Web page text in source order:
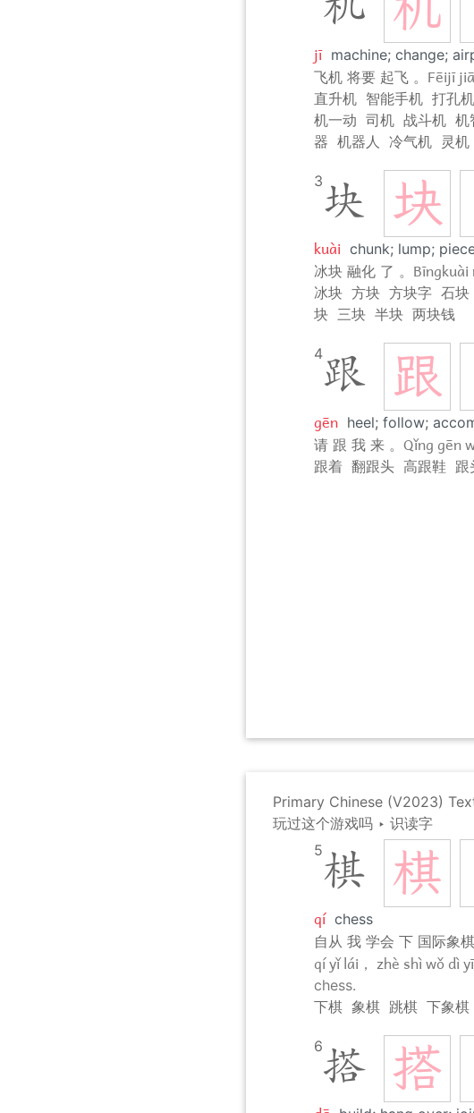
jī machine; change;
飞机 将要 起飞 。 Fēijī
直升机 智能手机 打孔机
机一动 司机 战斗机 机
器 机器人 冷气机 灵机
3块 块
kuài chunk; lump;
冰块 融化 了 。
冰块 方块 方块字 石块
块 三块 半块 两块钱
4跟 跟
gēn heel; follow;
请 跟 我 来 。 Qǐng gēn
跟着 翻跟头 高跟鞋 跟
Primary Chinese (V2023)
玩过这个游戏吗 ‣识读字
5棋 棋
qí chess
自从 我 学会 下 国际象
qí yǐ lái， zhè shì wǒ dì yī
chess.
下棋 象棋 跳棋 下象棋
6搭 搭